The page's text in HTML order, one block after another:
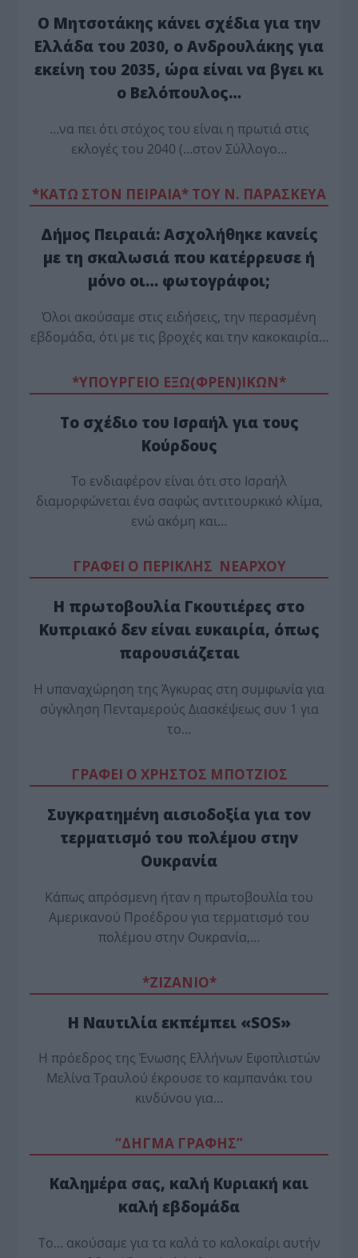
Ο Μητσοτάκης κάνει σχέδια για την
Ελλάδα του 2030, ο Ανδρουλάκης για
εκείνη του 2035, ώρα είναι να βγει κι
ο Βελόπουλος…
…να πει ότι στόχος του είναι η πρωτιά στις
εκλογές του 2040 (…στον Σύλλογο…
*ΚΑΤΩ ΣΤΟΝ ΠΕΙΡΑΙΑ* ΤΟΥ Ν. ΠΑΡΑΣΚΕΥΑ
Δήμος Πειραιά: Ασχολήθηκε κανείς
με τη σκαλωσιά που κατέρρευσε ή
μόνο οι… φωτογράφοι;
Όλοι ακούσαμε στις ειδήσεις, την περασμένη
εβδομάδα, ότι με τις βροχές και την κακοκαιρία…
*ΥΠΟΥΡΓΕΙΟ ΕΞΩ(ΦΡΕΝ)ΙΚΩΝ*
Το σχέδιο του Ισραήλ για τους
Κούρδους
Το ενδιαφέρον είναι ότι στο Ισραήλ
διαμορφώνεται ένα σαφώς αντιτουρκικό κλίμα,
ενώ ακόμη και…
ΓΡΑΦΕΙ Ο ΠΕΡΙΚΛΗΣ ΝΕΑΡΧΟΥ
Η πρωτοβουλία Γκουτιέρες στο
Κυπριακό δεν είναι ευκαιρία, όπως
παρουσιάζεται
Η υπαναχώρηση της Άγκυρας στη συμφωνία για
σύγκληση Πενταμερούς Διασκέψεως συν 1 για
το…
ΓΡΑΦΕΙ Ο ΧΡΗΣΤΟΣ ΜΠΟΤΖΙΟΣ
Συγκρατημένη αισιοδοξία για τον
τερματισμό του πολέμου στην
Ουκρανία
Κάπως απρόσμενη ήταν η πρωτοβουλία του
Αμερικανού Προέδρου για τερματισμό του
πολέμου στην Ουκρανία,…
*ZΙΖΑΝΙΟ*
Η Ναυτιλία εκπέμπει «SOS»
Η πρόεδρος της Ένωσης Ελλήνων Εφοπλιστών
Μελίνα Τραυλού έ­κρουσε το καμπανάκι του
κινδύνου για…
“ΔΗΓΜΑ ΓΡΑΦΗΣ”
Καλημέρα σας, καλή Κυριακή και
καλή εβδομάδα
Το… ακούσαμε για τα καλά το καλοκαίρι αυτήν